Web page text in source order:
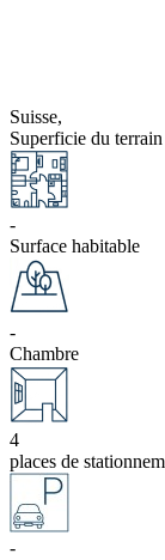
Suisse,
Superficie du terrain
-
Surface habitable
-
Chambre
4
places de
-